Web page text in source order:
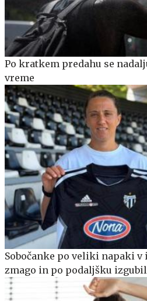
Po kratkem predahu se
vreme
Sobočanke po veliki napaki
zmago in po podaljšku